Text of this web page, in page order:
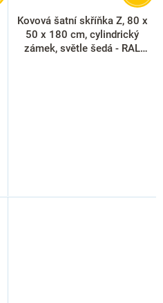
Kovová šatní skříňka Z, 80 x
50 x 180 cm, cylindrický
zámek, světle šedá - RAL